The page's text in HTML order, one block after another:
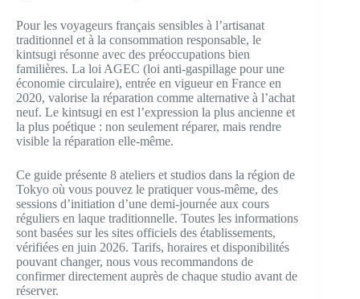
Pour les voyageurs français sensibles à l’artisanat
traditionnel et à la consommation responsable, le
kintsugi résonne avec des préoccupations bien
familières. La loi AGEC (loi anti-gaspillage pour une
économie circulaire), entrée en vigueur en France en
2020, valorise la réparation comme alternative à l’achat
neuf. Le kintsugi en est l’expression la plus ancienne et
la plus poétique : non seulement réparer, mais rendre
visible la réparation elle-même.
Ce guide présente 8 ateliers et studios dans la région de
Tokyo où vous pouvez le pratiquer vous-même, des
sessions d’initiation d’une demi-journée aux cours
réguliers en laque traditionnelle. Toutes les informations
sont basées sur les sites officiels des établissements,
vérifiées en juin 2026. Tarifs, horaires et disponibilités
pouvant changer, nous vous recommandons de
confirmer directement auprès de chaque studio avant de
réserver.